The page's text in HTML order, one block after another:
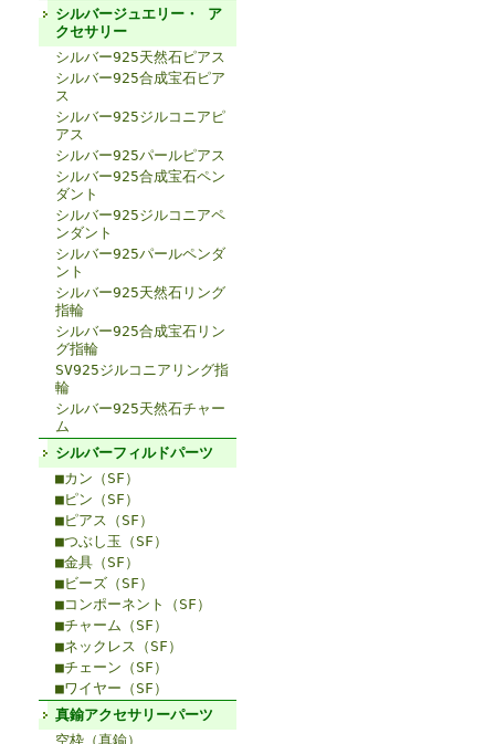
シルバージュエリー・ ア
クセサリー
シルバー925天然石ピアス
シルバー925合成宝石ピア
ス
シルバー925ジルコニアピ
アス
シルバー925パールピアス
シルバー925合成宝石ペン
ダント
シルバー925ジルコニアペ
ンダント
シルバー925パールペンダ
ント
シルバー925天然石リング
指輪
シルバー925合成宝石リン
グ指輪
SV925ジルコニアリング指
輪
シルバー925天然石チャー
ム
シルバーフィルドパーツ
■カン（SF）
■ピン（SF）
■ピアス（SF）
■つぶし玉（SF）
■金具（SF）
■ビーズ（SF）
■コンポーネント（SF）
■チャーム（SF）
■ネックレス（SF）
■チェーン（SF）
■ワイヤー（SF）
真鍮アクセサリーパーツ
空枠（真鍮）